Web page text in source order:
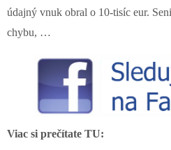
údajný vnuk obral o 10-tisíc eur.
chybu, …
Viac si prečítate TU: